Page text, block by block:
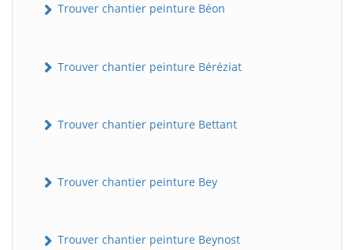
Trouver chantier peinture Béon
Trouver chantier peinture Béréziat
Trouver chantier peinture Bettant
Trouver chantier peinture Bey
Trouver chantier peinture Beynost